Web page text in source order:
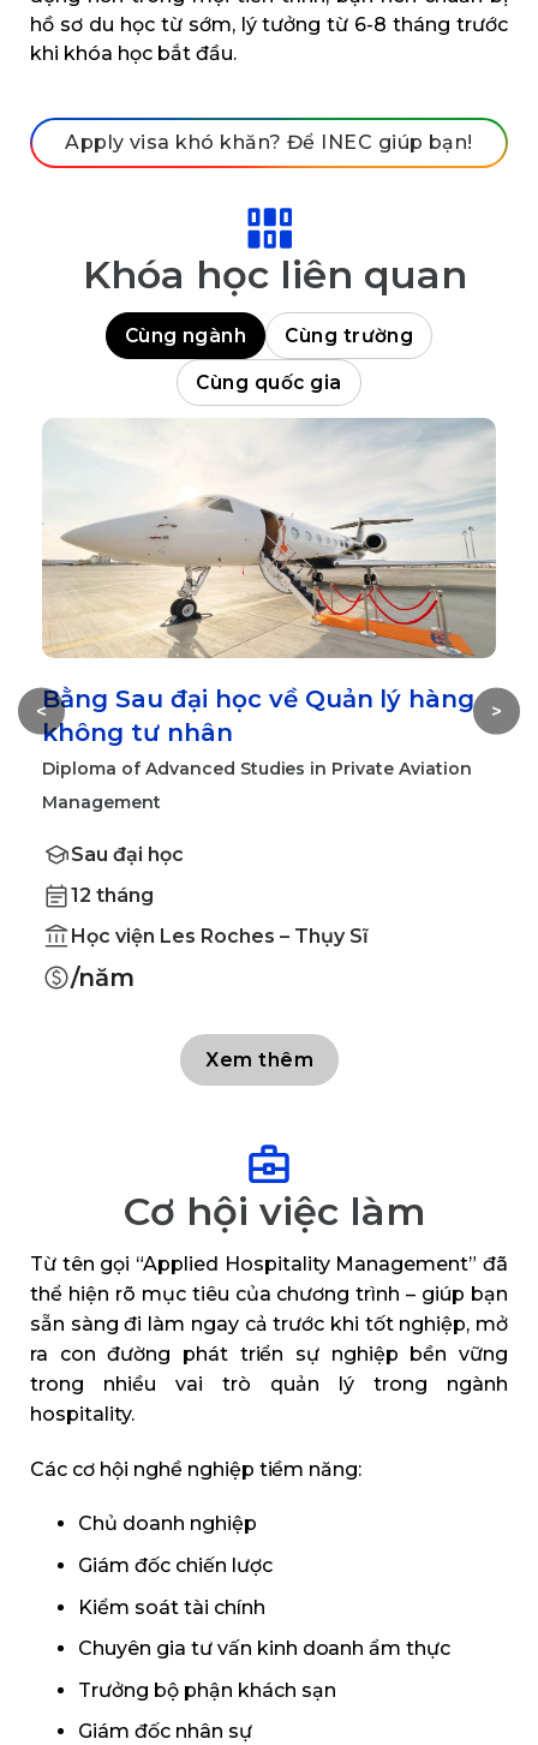
hồ sơ du học từ sớm, lý tưởng từ 6-8 tháng trước
khi khóa học bắt đầu.
Apply visa khó khăn? Để INEC giúp bạn!
Khóa học liên quan
Cùng ngành Cùng trường
Cùng quốc gia
Bằng Sau đại học về Quản lý hàng
không tư nhân
Diploma of Advanced Studies in Private Aviation
Management
Sau đại học
12 tháng
Học viện Les Roches – Thụy Sĩ
/năm
>
<
Xem thêm
Cơ hội việc làm
Từ tên gọi “Applied Hospitality Management” đã
thể hiện rõ mục tiêu của chương trình – giúp bạn
sẵn sàng đi làm ngay cả trước khi tốt nghiệp, mở
ra con đường phát triển sự nghiệp bền vững
trong nhiều vai trò quản lý trong ngành
hospitality.
Các cơ hội nghề nghiệp tiềm năng:
Chủ doanh nghiệp
Giám đốc chiến lược
Kiểm soát tài chính
Chuyên gia tư vấn kinh doanh ẩm thực
Trưởng bộ phận khách sạn
Giám đốc nhân sự